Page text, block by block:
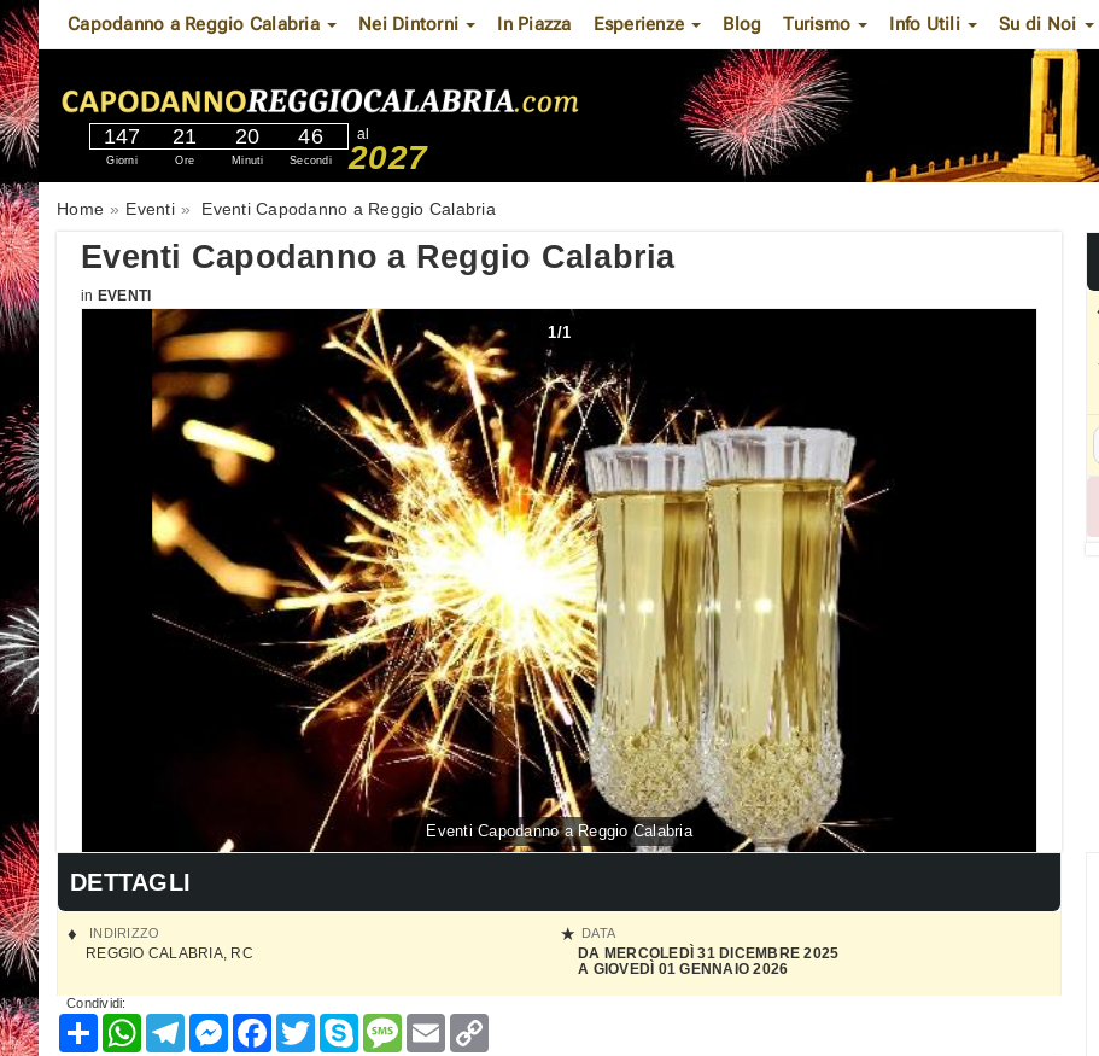
Capodanno a Reggio Calabria Nei Dintorni In Piazza Esperienze Blog Turismo Info Utili Su di Noi
147
Giorni
21
Ore
20
Minuti
45
Secondi
al
2027
Home Eventi Eventi Capodanno a Reggio Calabria
Eventi Capodanno a Reggio Calabria
in EVENTI
1/1
Eventi Capodanno a Reggio Calabria
DETTAGLI
INDIRIZZO
REGGIO CALABRIA, RC
DATA
DA MERCOLEDÌ 31 DICEMBRE 2025
A GIOVEDÌ 01 GENNAIO 2026
Condividi:
CondividiWhatsAppTelegramMessenger
Facebook
TwitterSkypeMessage
Email